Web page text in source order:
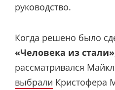
руководство.
Когда решено было
«Человека из стали»
рассматривался
выбрали Кристофера